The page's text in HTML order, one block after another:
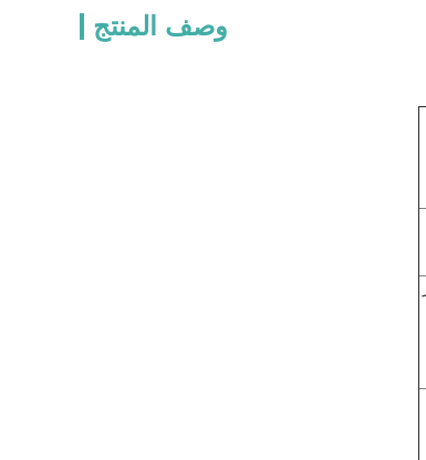
وصف المنتج